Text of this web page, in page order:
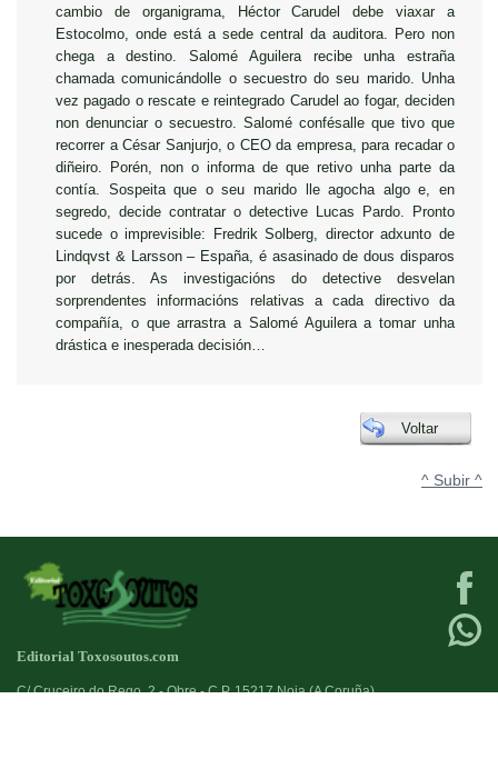
cambio de organigrama, Héctor Carudel debe viaxar a
Estocolmo, onde está a sede central da auditora. Pero non
chega a destino. Salomé Aguilera recibe unha estraña
chamada comunicándolle o secuestro do seu marido. Unha
vez pagado o rescate e reintegrado Carudel ao fogar, deciden
non denunciar o secuestro. Salomé confésalle que tivo que
recorrer a César Sanjurjo, o CEO da empresa, para recadar o
diñeiro. Porén, non o informa de que retivo unha parte da
contía. Sospeita que o seu marido lle agocha algo e, en
segredo, decide contratar o detective Lucas Pardo. Pronto
sucede o imprevisible: Fredrik Solberg, director adxunto de
Lindqvst & Larsson – España, é asasinado de dous disparos
por detrás. As investigacións do detective desvelan
sorprendentes informacións relativas a cada directivo da
compañía, o que arrastra a Salomé Aguilera a tomar unha
drástica e inesperada decisión…
Voltar
^ Subir ^
Editorial Toxosoutos.com
C/ Cruceiro do Rego, 2 - Obre - C.P. 15217 Noia (A Coruña)